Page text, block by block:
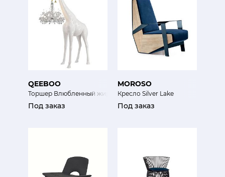
QEEBOO
Торшер Влюбленный жираф XL для улицы
Под заказ
MOROSO
Кресло Silver Lake
Под заказ